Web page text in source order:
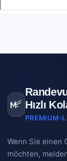
Hızlı
PREMIUM-
Wenn Sie einen
möchten,